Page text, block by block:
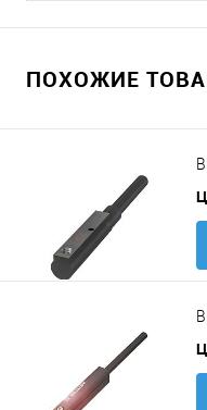
ПОХОЖИЕ